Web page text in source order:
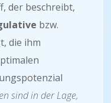
der beschreibt,
bzw.
die ihm
sind in der Lage,